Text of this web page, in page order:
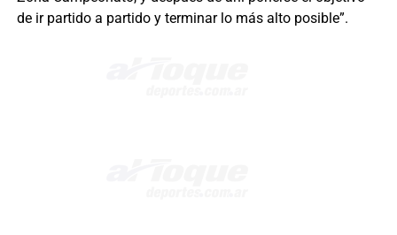
de ir partido a partido y terminar lo más alto posible”.